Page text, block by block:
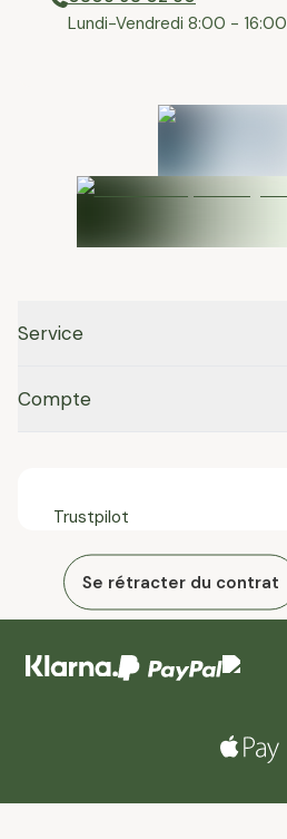
⁠Lundi-Vendredi 8:00 - 16:00
Service
Compte
Trustpilot
Se rétracter du contrat